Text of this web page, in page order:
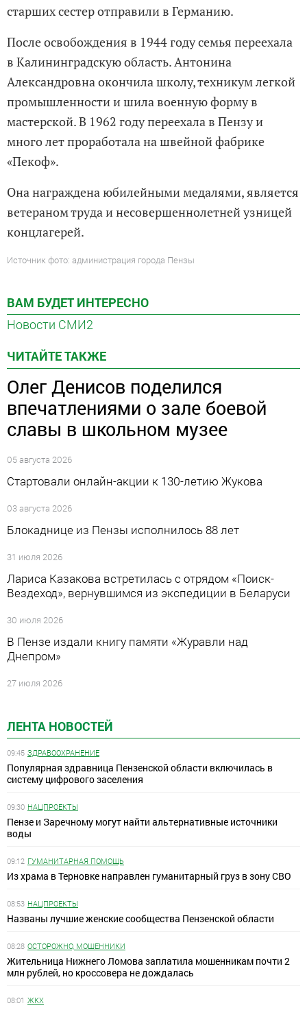
ЛЕНТА НОВОСТЕЙ
09:45 ЗДРАВООХРАНЕНИЕ
Популярная здравница Пензенской области включилась в
систему цифрового заселения
09:30 НАЦПРОЕКТЫ
Пензе и Заречному могут найти альтернативные источники
воды
09:12 ГУМАНИТАРНАЯ ПОМОЩЬ
Из храма в Терновке направлен гуманитарный груз в зону СВО
08:53 НАЦПРОЕКТЫ
Названы лучшие женские сообщества Пензенской области
08:28 ОСТОРОЖНО, МОШЕННИКИ
Жительница Нижнего Ломова заплатила мошенникам почти 2
млн рублей, но кроссовера не дождалась
08:01 ЖКХ
старших сестер отправили в Германию.
После освобождения в 1944 году семья переехала
в Калининградскую область. Антонина
Александровна окончила школу, техникум легкой
промышленности и шила военную форму в
мастерской. В 1962 году переехала в Пензу и
много лет проработала на швейной фабрике
«Пекоф».
Она награждена юбилейными медалями, является
ветераном труда и несовершеннолетней узницей
концлагерей.
Источник фото: администрация города Пензы
ВАМ БУДЕТ ИНТЕРЕСНО
Новости СМИ2
ЧИТАЙТЕ ТАКЖЕ
Олег Денисов поделился
впечатлениями о зале боевой
славы в школьном музее
05 августа 2026
Стартовали онлайн-акции к 130-летию Жукова
03 августа 2026
Блокаднице из Пензы исполнилось 88 лет
31 июля 2026
Лариса Казакова встретилась с отрядом «Поиск-
Вездеход», вернувшимся из экспедиции в Беларуси
30 июля 2026
В Пензе издали книгу памяти «Журавли над
Днепром»
27 июля 2026